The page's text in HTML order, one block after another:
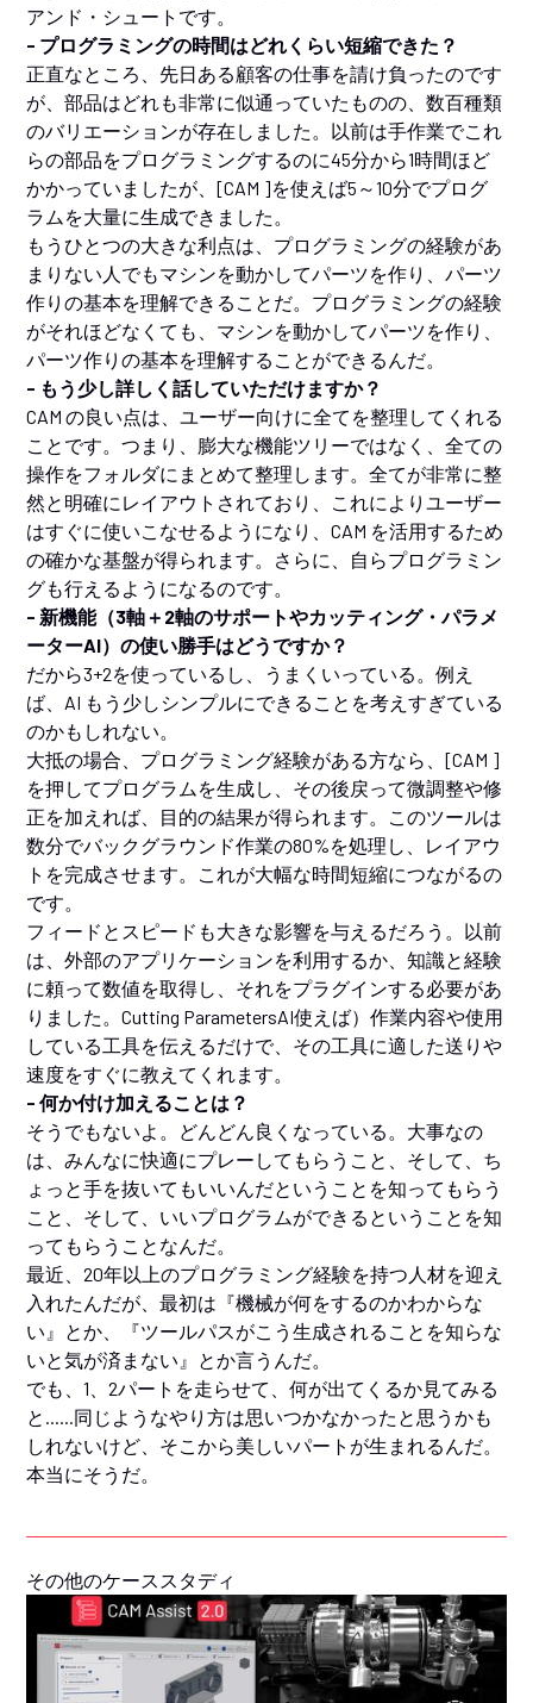
アンド・シュートです。
- プログラミングの時間はどれくらい短縮できた？
正直なところ、先日ある顧客の仕事を請け負ったのです
が、部品はどれも非常に似通っていたものの、数百種類
のバリエーションが存在しました。以前は手作業でこれ
らの部品をプログラミングするのに45分から1時間ほど
かかっていましたが、[CAM ]を使えば5～10分でプログ
ラムを大量に生成できました。
もうひとつの大きな利点は、プログラミングの経験があ
まりない人でもマシンを動かしてパーツを作り、パーツ
作りの基本を理解できることだ。プログラミングの経験
がそれほどなくても、マシンを動かしてパーツを作り、
パーツ作りの基本を理解することができるんだ。
- もう少し詳しく話していただけますか？
CAM の良い点は、ユーザー向けに全てを整理してくれる
ことです。つまり、膨大な機能ツリーではなく、全ての
操作をフォルダにまとめて整理します。全てが非常に整
然と明確にレイアウトされており、これによりユーザー
はすぐに使いこなせるようになり、CAM を活用するため
の確かな基盤が得られます。さらに、自らプログラミン
グも行えるようになるのです。
- 新機能（3軸＋2軸のサポートやカッティング・パラメ
ーターAI）の使い勝手はどうですか？
だから3+2を使っているし、うまくいっている。例え
ば、AI もう少しシンプルにできることを考えすぎている
のかもしれない。
大抵の場合、プログラミング経験がある方なら、[CAM ]
を押してプログラムを生成し、その後戻って微調整や修
正を加えれば、目的の結果が得られます。このツールは
数分でバックグラウンド作業の80%を処理し、レイアウ
トを完成させます。これが大幅な時間短縮につながるの
です。
フィードとスピードも大きな影響を与えるだろう。以前
は、外部のアプリケーションを利用するか、知識と経験
に頼って数値を取得し、それをプラグインする必要があ
りました。Cutting ParametersAI使えば）作業内容や使用
している工具を伝えるだけで、その工具に適した送りや
速度をすぐに教えてくれます。
- 何か付け加えることは？
そうでもないよ。どんどん良くなっている。大事なの
は、みんなに快適にプレーしてもらうこと、そして、ち
ょっと手を抜いてもいいんだということを知ってもらう
こと、そして、いいプログラムができるということを知
ってもらうことなんだ。
最近、20年以上のプログラミング経験を持つ人材を迎え
入れたんだが、最初は『機械が何をするのかわからな
い』とか、『ツールパスがこう生成されることを知らな
いと気が済まない』とか言うんだ。
でも、1、2パートを走らせて、何が出てくるか見てみる
と......同じようなやり方は思いつかなかったと思うかも
しれないけど、そこから美しいパートが生まれるんだ。
本当にそうだ。
その他のケーススタディ